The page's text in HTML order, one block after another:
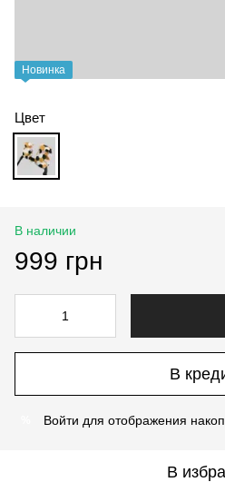
Новинка
Цвет
В наличии
999 грн
В
Войти для отображения
В